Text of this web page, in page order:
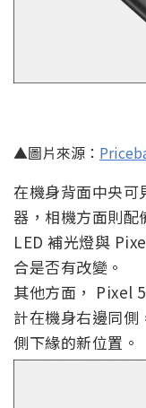
▲圖片來源：
在機身背面中央
器，相機方面則配
LED 補光燈與
合是否有改變。
其他方面， Pixel
計在機身右邊同側
側下緣的新位置。